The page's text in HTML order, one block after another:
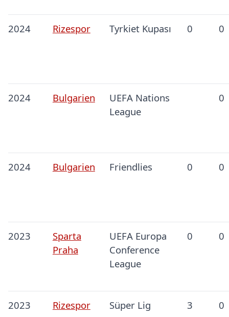
2024 Rizespor Tyrkiet Kupası 0 0
2024 Bulgarien
UEFA Nations
League
0
2024 Bulgarien Friendlies 0 0
2023
Sparta
Praha
UEFA Europa
Conference
League
0 0
2023 Rizespor Süper Lig 3 0